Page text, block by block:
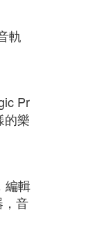
軌
Pr
的樂
編輯
音